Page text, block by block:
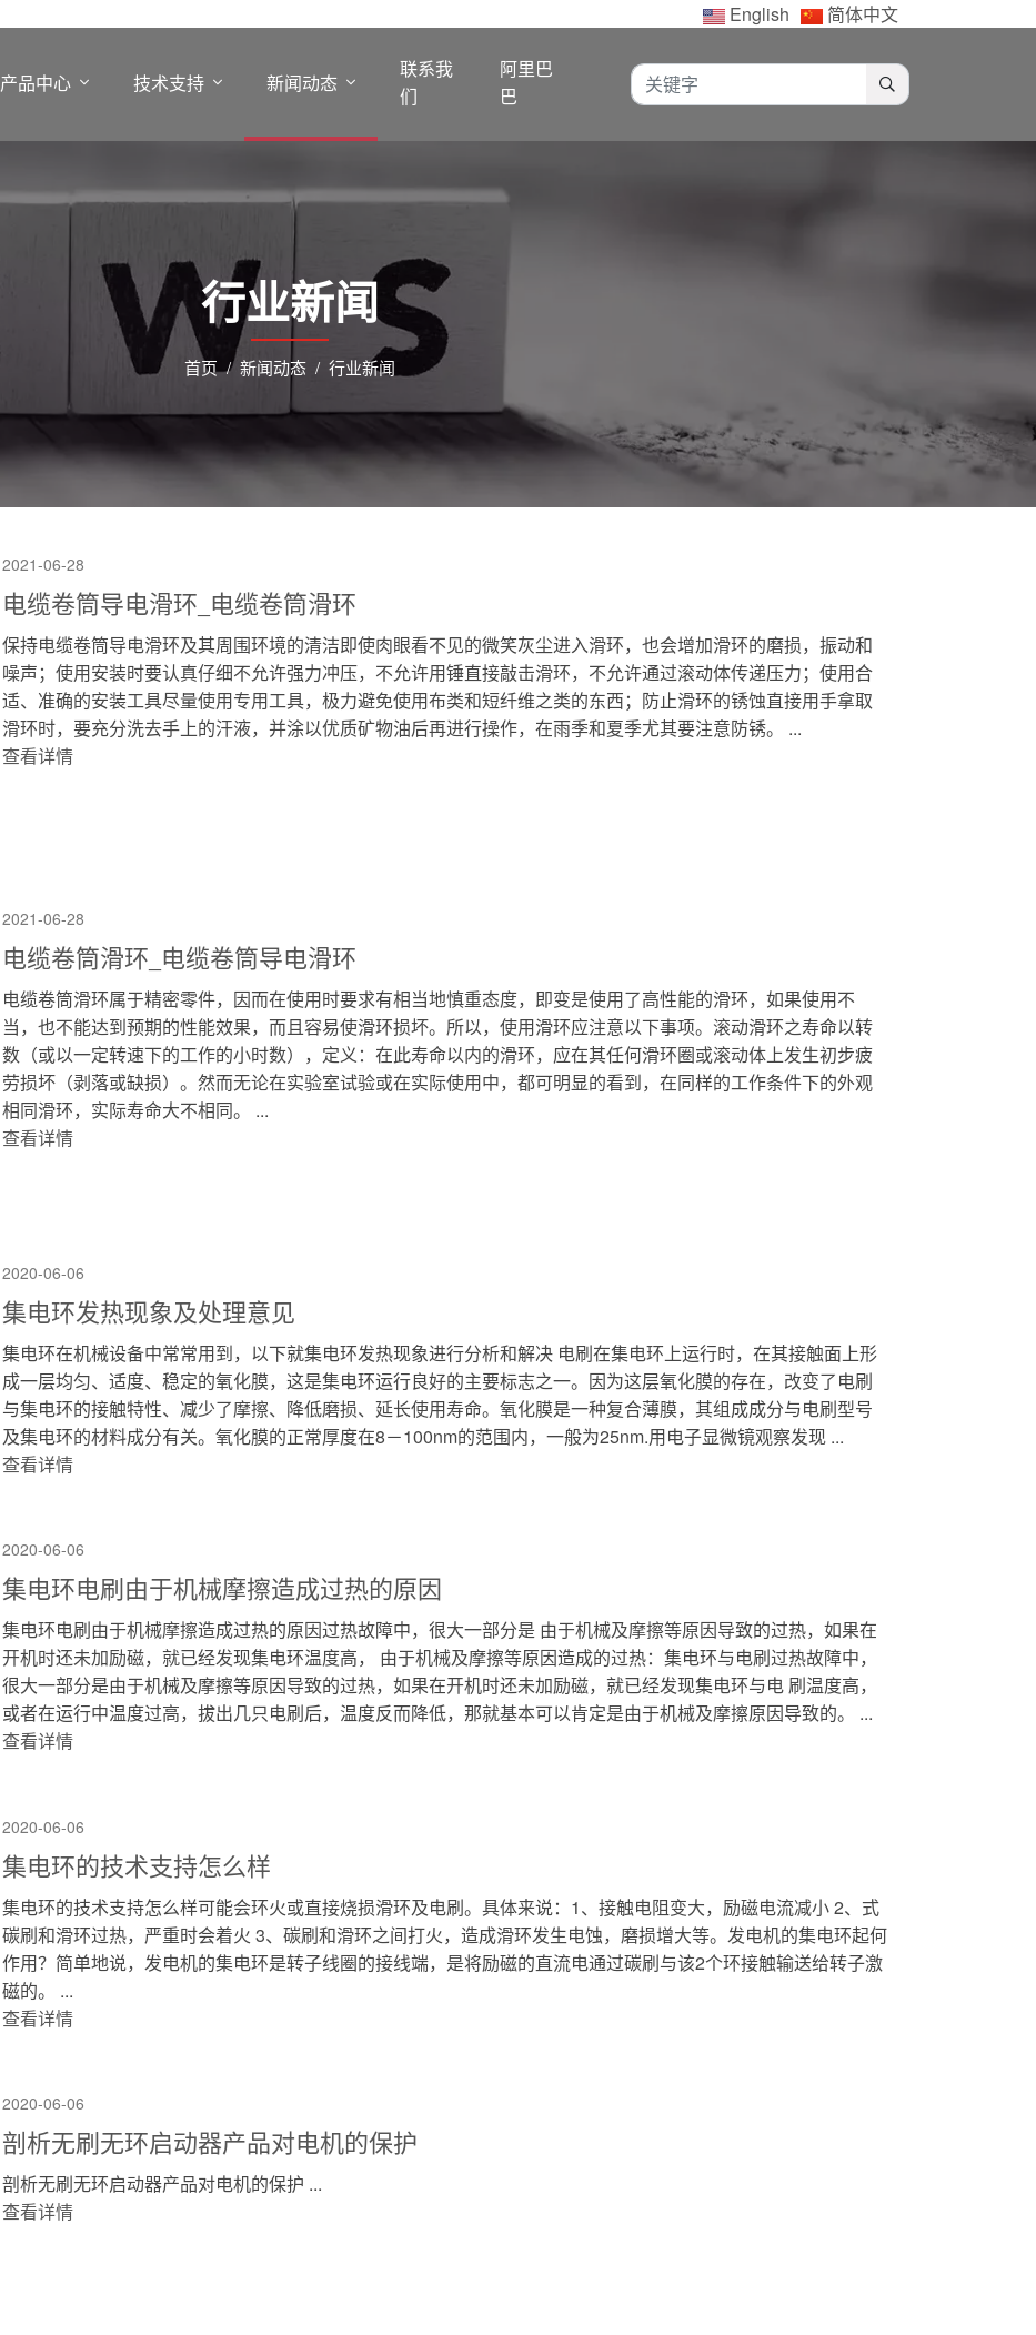
English 简体中文
产品中心 技术支持 新闻动态
联系我
们
阿里巴
巴
行业新闻
首页 新闻动态 行业新闻
2021-06-28
电缆卷筒导电滑环_电缆卷筒滑环
保持电缆卷筒导电滑环及其周围环境的清洁即使肉眼看不见的微笑灰尘进入滑环，也会增加滑环的磨损，振动和
噪声；使用安装时要认真仔细不允许强力冲压，不允许用锤直接敲击滑环，不允许通过滚动体传递压力；使用合
适、准确的安装工具尽量使用专用工具，极力避免使用布类和短纤维之类的东西；防止滑环的锈蚀直接用手拿取
滑环时，要充分洗去手上的汗液，并涂以优质矿物油后再进行操作，在雨季和夏季尤其要注意防锈。 ...
查看详情
2021-06-28
电缆卷筒滑环_电缆卷筒导电滑环
电缆卷筒滑环属于精密零件，因而在使用时要求有相当地慎重态度，即变是使用了高性能的滑环，如果使用不
当，也不能达到预期的性能效果，而且容易使滑环损坏。所以，使用滑环应注意以下事项。滚动滑环之寿命以转
数（或以一定转速下的工作的小时数），定义：在此寿命以内的滑环，应在其任何滑环圈或滚动体上发生初步疲
劳损坏（剥落或缺损）。然而无论在实验室试验或在实际使用中，都可明显的看到，在同样的工作条件下的外观
相同滑环，实际寿命大不相同。 ...
查看详情
2020-06-06
集电环发热现象及处理意见
集电环在机械设备中常常用到，以下就集电环发热现象进行分析和解决 电刷在集电环上运行时，在其接触面上形
成一层均匀、适度、稳定的氧化膜，这是集电环运行良好的主要标志之一。因为这层氧化膜的存在，改变了电刷
与集电环的接触特性、减少了摩擦、降低磨损、延长使用寿命。氧化膜是一种复合薄膜，其组成成分与电刷型号
及集电环的材料成分有关。氧化膜的正常厚度在8－100nm的范围内，一般为25nm.用电子显微镜观察发现 ...
查看详情
2020-06-06
集电环电刷由于机械摩擦造成过热的原因
集电环电刷由于机械摩擦造成过热的原因过热故障中，很大一部分是 由于机械及摩擦等原因导致的过热，如果在
开机时还未加励磁，就已经发现集电环温度高， 由于机械及摩擦等原因造成的过热：集电环与电刷过热故障中，
很大一部分是由于机械及摩擦等原因导致的过热，如果在开机时还未加励磁，就已经发现集电环与电 刷温度高，
或者在运行中温度过高，拔出几只电刷后，温度反而降低，那就基本可以肯定是由于机械及摩擦原因导致的。 ...
查看详情
2020-06-06
集电环的技术支持怎么样
集电环的技术支持怎么样可能会环火或直接烧损滑环及电刷。具体来说：1、接触电阻变大，励磁电流减小 2、式
碳刷和滑环过热，严重时会着火 3、碳刷和滑环之间打火，造成滑环发生电蚀，磨损增大等。发电机的集电环起何
作用？简单地说，发电机的集电环是转子线圈的接线端，是将励磁的直流电通过碳刷与该2个环接触输送给转子激
磁的。 ...
查看详情
2020-06-06
剖析无刷无环启动器产品对电机的保护
剖析无刷无环启动器产品对电机的保护 ...
查看详情